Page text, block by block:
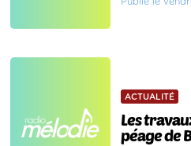
ACTUALITÉ
Les
péage de